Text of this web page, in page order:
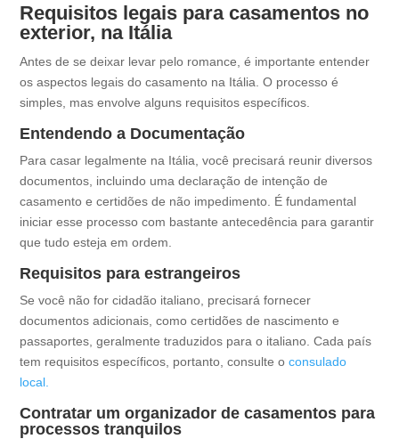
Requisitos legais para casamentos no
exterior, na Itália
Antes de se deixar levar pelo romance, é importante entender
os aspectos legais do casamento na Itália. O processo é
simples, mas envolve alguns requisitos específicos.
Entendendo a Documentação
Para casar legalmente na Itália, você precisará reunir diversos
documentos, incluindo uma declaração de intenção de
casamento e certidões de não impedimento. É fundamental
iniciar esse processo com bastante antecedência para garantir
que tudo esteja em ordem.
Requisitos para estrangeiros
Se você não for cidadão italiano, precisará fornecer
documentos adicionais, como certidões de nascimento e
passaportes, geralmente traduzidos para o italiano. Cada país
tem requisitos específicos, portanto, consulte oconsulado
local.
Contratar um organizador de casamentos para
processos tranquilos